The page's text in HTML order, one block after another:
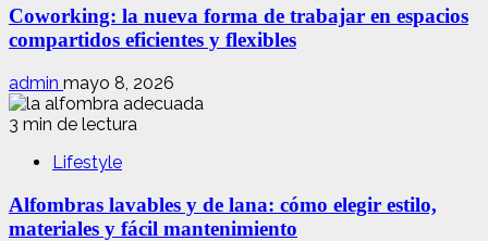
Coworking: la nueva forma de trabajar en espacios
compartidos eficientes y flexibles
admin mayo 8, 2026
3 min de lectura
Lifestyle
Alfombras lavables y de lana: cómo elegir estilo,
materiales y fácil mantenimiento